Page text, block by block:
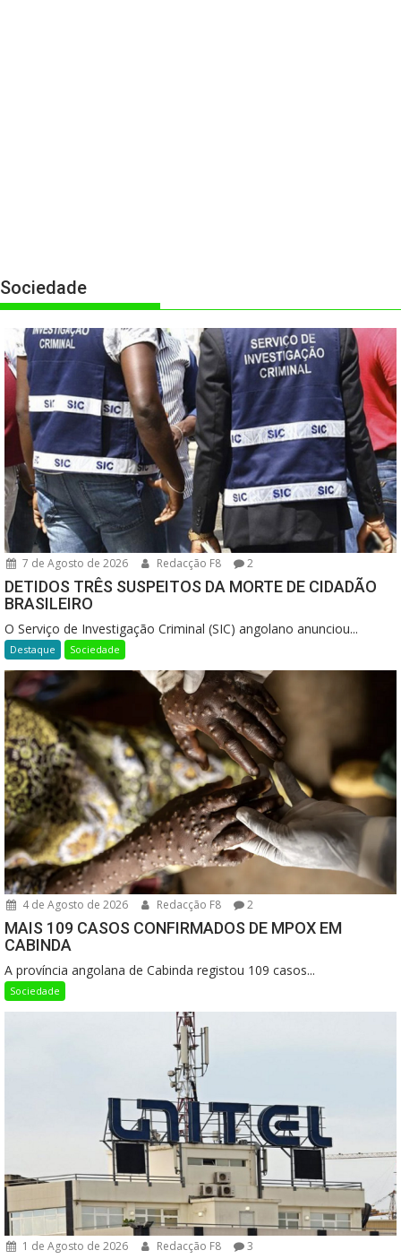
Sociedade
7 de Agosto de 2026 Redacção F8 2
DETIDOS TRÊS SUSPEITOS DA MORTE DE CIDADÃO
BRASILEIRO
O Serviço de Investigação Criminal (SIC) angolano anunciou...
Destaque Sociedade
4 de Agosto de 2026 Redacção F8 2
MAIS 109 CASOS CONFIRMADOS DE MPOX EM
CABINDA
A província angolana de Cabinda registou 109 casos...
Sociedade
1 de Agosto de 2026 Redacção F8 3